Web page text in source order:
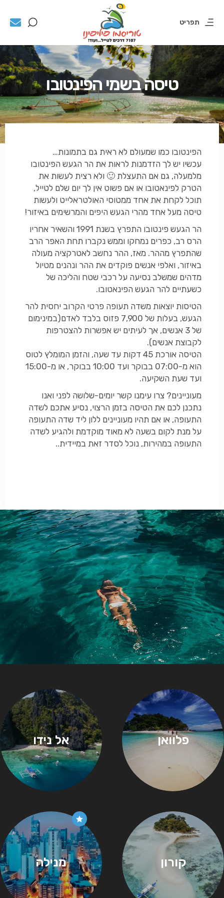
תפריט
טיסה בשמי הפינטובו
הפינטובו כמו שמעולם לא ראית גם בתמונות…
עכשיו יש לך הזדמנות לראות את הר הגעש הפינטובו
מלמעלה, גם אם התעצלת 🙂 ולא רצית לעשות את
הטרק לפינאטובו או אם פשוט אין לך יום שלם לטייל,
תוכל לקחת את אחד ממטוסי האולטראלייט ולעשות
טיסה מעל אחד מהרי הגעש היפים והמרשימים באיזור!
הר הגעש פינטובו התפרץ בשנת 1991 והשאיר אחריו
הרס רב, כפרים נמחקו וממש נקברו תחת האפר הרב
שהתפרץ מההר. מאז, ההר נחשב לאטרקציה מעולה
באיזור, ואלפי אנשים פוקדים את ההר ונהנים מטיול
מדהים שמשלב נסיעה על רכבי שטח והליכה של
כשעתיים להר הגעש הפינאטובו.
הטיסות יוצאות משדה תעופה פרטי הקרוב יחסית להר
הגעש, בעלות של 7,900 פזוס בלבד לאדם(במינימום
של 3 אנשים, אך לעיתים יש אפשרות להצטרפות
לקבוצת אנשים).
הטיסה אורכת 45 דקות עד שעה, והזמן המומלץ לטוס
הוא מ-07:00 בבוקר ועד 10:00 בבוקר, או מ-15:00
ועד שעת השקיעה.
מעוניינים? צרו עימנו קשר יומים-שלושה לפני ואנו
נתכנן לכם את הטיסה בזמן הרצוי, נסיע אתכם לשדה
התעופה, או אם תהיו מעוניינים ללון ליד שדה התעופה
על מנת לקום בשעה לא מאוד מוקדמת ולהגיע לשדה
התעופה במהירות, נוכל לסדר זאת במיידית..
פלוואן אל נידו
קורון מנילה